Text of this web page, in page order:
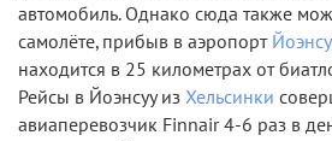
автомобиль. Однако сюда также
самолёте, прибыв в аэропорт
находится в 25 километрах от
Рейсы в Йоэнсуу из Хельсинки
авиаперевозчик Finnair 4-6 раз в